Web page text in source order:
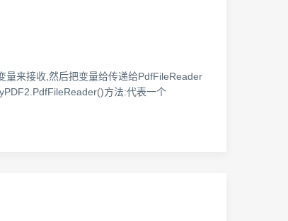
量来接收,然后把变量给传递给PdfFileReader
方法:代表一个